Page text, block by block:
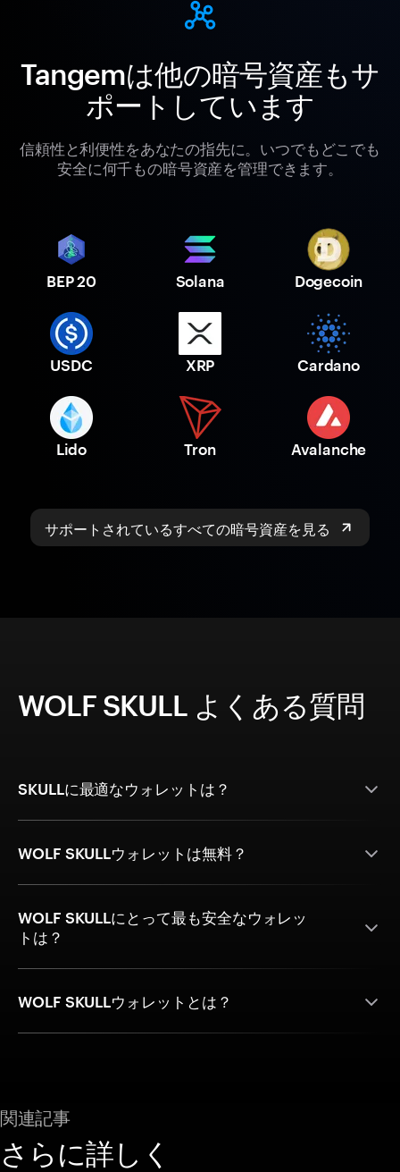
Tangemは他の暗号資産もサ
ポートしています
信頼性と利便性をあなたの指先に。いつでもどこでも
安全に何千もの暗号資産を管理できます。
BEP 20 Solana Dogecoin
USDC XRP Cardano
Lido Tron Avalanche
サポートされているすべての暗号資産を見る
WOLF SKULL よくある質問
SKULLに最適なウォレットは？
WOLF SKULLウォレットは無料？
WOLF SKULLにとって最も安全なウォレッ
トは？
WOLF SKULLウォレットとは？
関連記事
さらに詳しく